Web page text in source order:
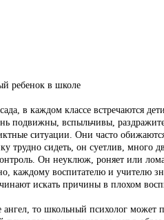
ребенок в школе
в каждом классе встречаются
подвижны, вспыльчивы,
ситуации. Они часто
сидеть, он суетлив, много
Он неуклюж, роняет или
каждому воспитателю и учителю
искать причины в плохом
то школьный психолог может